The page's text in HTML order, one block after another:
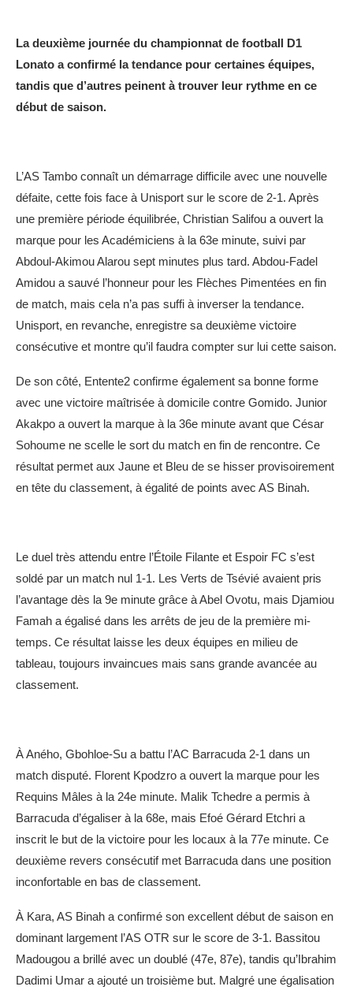
La deuxième journée du championnat de football D1
Lonato a confirmé la tendance pour certaines équipes,
tandis que d’autres peinent à trouver leur rythme en ce
début de saison.
L’AS Tambo connaît un démarrage difficile avec une nouvelle
défaite, cette fois face à Unisport sur le score de 2-1. Après
une première période équilibrée, Christian Salifou a ouvert la
marque pour les Académiciens à la 63e minute, suivi par
Abdoul-Akimou Alarou sept minutes plus tard. Abdou-Fadel
Amidou a sauvé l’honneur pour les Flèches Pimentées en fin
de match, mais cela n’a pas suffi à inverser la tendance.
Unisport, en revanche, enregistre sa deuxième victoire
consécutive et montre qu’il faudra compter sur lui cette saison.
De son côté, Entente2 confirme également sa bonne forme
avec une victoire maîtrisée à domicile contre Gomido. Junior
Akakpo a ouvert la marque à la 36e minute avant que César
Sohoume ne scelle le sort du match en fin de rencontre. Ce
résultat permet aux Jaune et Bleu de se hisser provisoirement
en tête du classement, à égalité de points avec AS Binah.
Le duel très attendu entre l’Étoile Filante et Espoir FC s’est
soldé par un match nul 1-1. Les Verts de Tsévié avaient pris
l’avantage dès la 9e minute grâce à Abel Ovotu, mais Djamiou
Famah a égalisé dans les arrêts de jeu de la première mi-
temps. Ce résultat laisse les deux équipes en milieu de
tableau, toujours invaincues mais sans grande avancée au
classement.
À Aného, Gbohloe-Su a battu l’AC Barracuda 2-1 dans un
match disputé. Florent Kpodzro a ouvert la marque pour les
Requins Mâles à la 24e minute. Malik Tchedre a permis à
Barracuda d’égaliser à la 68e, mais Efoé Gérard Etchri a
inscrit le but de la victoire pour les locaux à la 77e minute. Ce
deuxième revers consécutif met Barracuda dans une position
inconfortable en bas de classement.
À Kara, AS Binah a confirmé son excellent début de saison en
dominant largement l’AS OTR sur le score de 3-1. Bassitou
Madougou a brillé avec un doublé (47e, 87e), tandis qu’Ibrahim
Dadimi Umar a ajouté un troisième but. Malgré une égalisation